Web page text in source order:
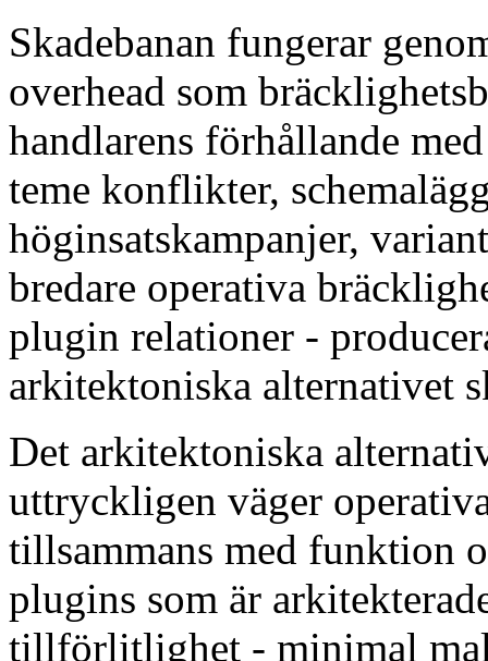
Skadebanan fungerar
overhead som
handlarens förhållande
teme konflikter,
höginsatskampanjer,
bredare operativa
plugin relationer -
arkitektoniska alternativet
Det arkitektoniska
uttryckligen väger
tillsammans med funktion
plugins som är
tillförlitlighet - minimal